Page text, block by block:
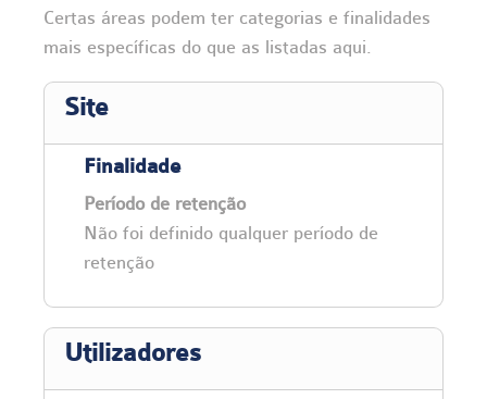
Certas áreas podem ter categorias e finalidades
mais específicas do que as listadas aqui.
Site
Finalidade
Período de retenção
Não foi definido qualquer período de
retenção
Utilizadores